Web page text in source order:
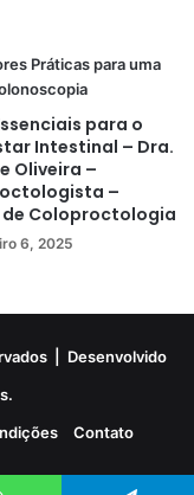
para o
Intestinal – Dra.
Oliveira –
–
de Coloproctologia
6, 2025
| Desenvolvido
Contato